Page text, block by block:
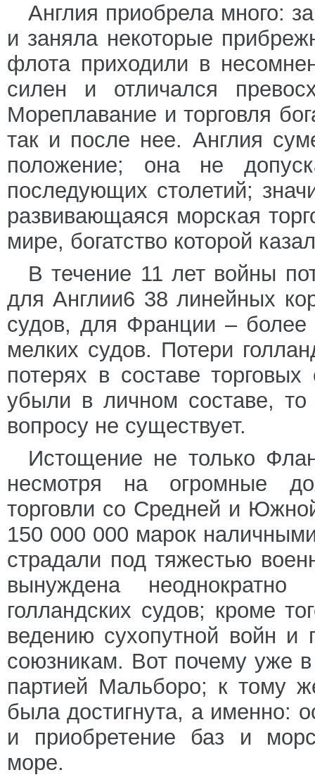
Англия приобрела много:
и заняла некоторые
флота приходили в
силен и отличался
Мореплавание и торговля
так и после нее. Англия
положение; она не
последующих столетий;
развивающаяся морская
мире, богатство которой
В течение 11 лет войны
для Англии6 38 линейных
судов, для Франции –
мелких судов. Потери
потерях в составе
убыли в личном составе,
вопросу не существует.
Истощение не только
несмотря на огромные
торговли со Средней и
150 000 000 марок
страдали под тяжестью
вынуждена
голландских судов; кроме
ведению сухопутной войн
союзникам. Вот почему уже
партией Мальборо; к тому
была достигнута, а именно:
и приобретение баз и
море.